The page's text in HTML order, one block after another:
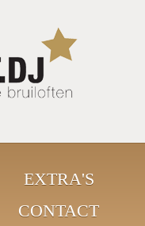
EXTRA'S
CONTACT